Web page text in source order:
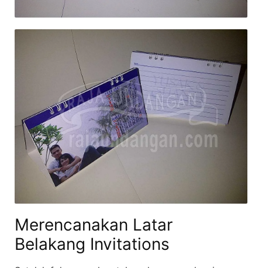
Merencanakan Latar
Belakang Invitations